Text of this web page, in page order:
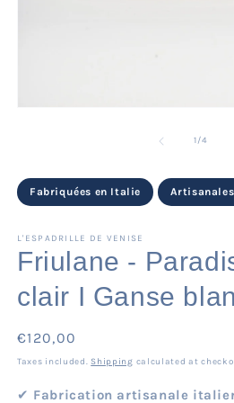
1/of
4
Fabriquées en Italie
L'ESPADRILLE DE VENISE
Friulane -
clair I Ganse
Regular
price
€120,00
Taxes included.Shipping calculated at
✔︎ Fabrication artisanale